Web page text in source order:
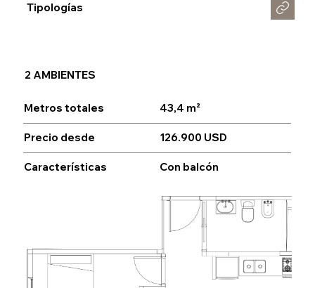
Tipologías
2 AMBIENTES
Metros totales 43,4 m²
Precio desde 126.900 USD
Características Con balcón